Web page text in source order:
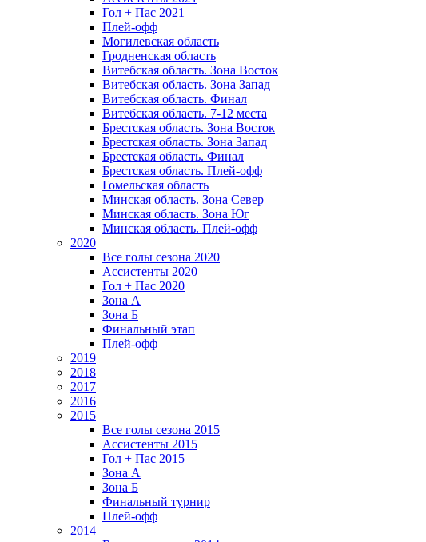
Гол + Пас 2021
Плей-офф
Могилевская область
Гродненская область
Витебская область. Зона Восток
Витебская область. Зона Запад
Витебская область. Финал
Витебская область. 7-12 места
Брестская область. Зона Восток
Брестская область. Зона Запад
Брестская область. Финал
Брестская область. Плей-офф
Гомельская область
Минская область. Зона Север
Минская область. Зона Юг
Минская область. Плей-офф
2020
Все голы сезона 2020
Ассистенты 2020
Гол + Пас 2020
Зона А
Зона Б
Финальный этап
Плей-офф
2019
2018
2017
2016
2015
Все голы сезона 2015
Ассистенты 2015
Гол + Пас 2015
Зона А
Зона Б
Финальный турнир
Плей-офф
2014